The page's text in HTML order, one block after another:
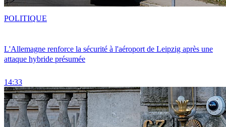
L'Allemagne renforce la sécurité à l'aéroport de Leipzig après une
attaque hybride présumée
14:33
POLITIQUE